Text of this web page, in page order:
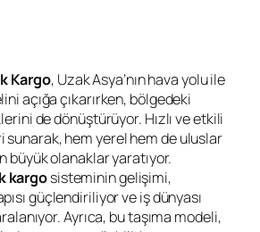
Kargo, Uzak Asya’nın hava yolu ile
açığa çıkarırken, bölgedeki
de dönüştürüyor. Hızlı ve etkili
sunarak, hem yerel hem de uluslar
büyük olanaklar yaratıyor.
kargosisteminin gelişimi,
güçlendiriliyor ve iş dünyası
Ayrıca, bu taşıma modeli,